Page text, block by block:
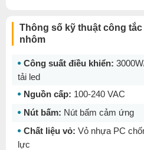
Thông số kỹ thuật công
nhôm
Công suất điều khiển:
tải led
Nguồn cấp: 100-240 VAC
Nút bấm: Nút bấm cảm ứng
Chất liệu vỏ: Vỏ nhựa PC
lực